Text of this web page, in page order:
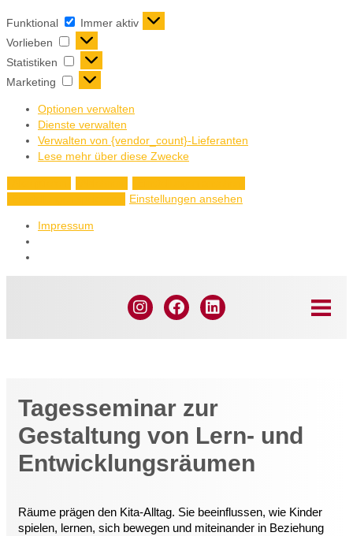
Funktional
Immer aktiv
Vorlieben
Statistiken
Marketing
Optionen verwalten
Dienste verwalten
Verwalten von {vendor_count}-Lieferanten
Lese mehr über diese Zwecke
Einstellungen ansehen
Impressum
Startseite
Raumgestaltung in der
Kita
Tagesseminar zur
Gestaltung von Lern- und
Entwicklungsräumen
Räume prägen den Kita-Alltag. Sie beeinflussen, wie Kinder
spielen, lernen, sich bewegen und miteinander in Beziehung